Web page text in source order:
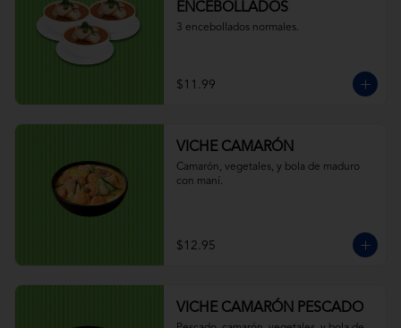
ENCEBOLLADOS
3 encebollados normales.
$11.99
VICHE CAMARÓN
Camarón, vegetales, y bola de maduro
con maní.
$12.95
VICHE CAMARÓN PESCADO